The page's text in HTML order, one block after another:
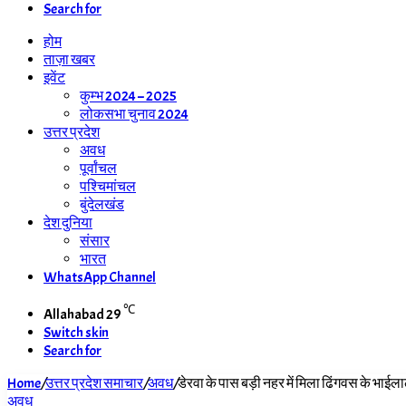
Search for
होम
ताज़ा खबर
इवेंट
कुम्भ 2024 – 2025
लोकसभा चुनाव 2024
उत्तर प्रदेश
अवध
पूर्वांचल
पश्चिमांचल
बुंदेलखंड
देश दुनिया
संसार
भारत
WhatsApp Channel
Allahabad29℃
Switch skin
Search for
Home/उत्तर प्रदेश समाचार/अवध/डेरवा के पास बड़ी नहर में मिला ढिंगवस के
अवध